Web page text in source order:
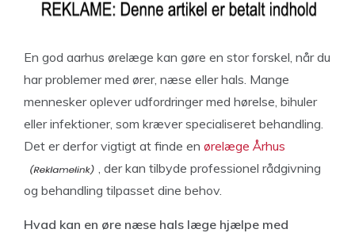
En god aarhus ørelæge kan gøre en stor forskel, når du
har problemer med ører, næse eller hals. Mange
mennesker oplever udfordringer med hørelse, bihuler
eller infektioner, som kræver specialiseret behandling.
Det er derfor vigtigt at finde en ørelæge Århus
, der kan tilbyde professionel rådgivning
og behandling tilpasset dine behov.
Hvad kan en øre næse hals læge hjælpe med